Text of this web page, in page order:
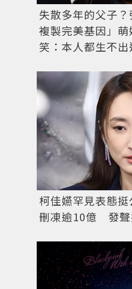
失散多年的父子
複製完美基因」
笑：本人都生不出
柯佳嬿罕見表態
刪凍逾10億 發聲